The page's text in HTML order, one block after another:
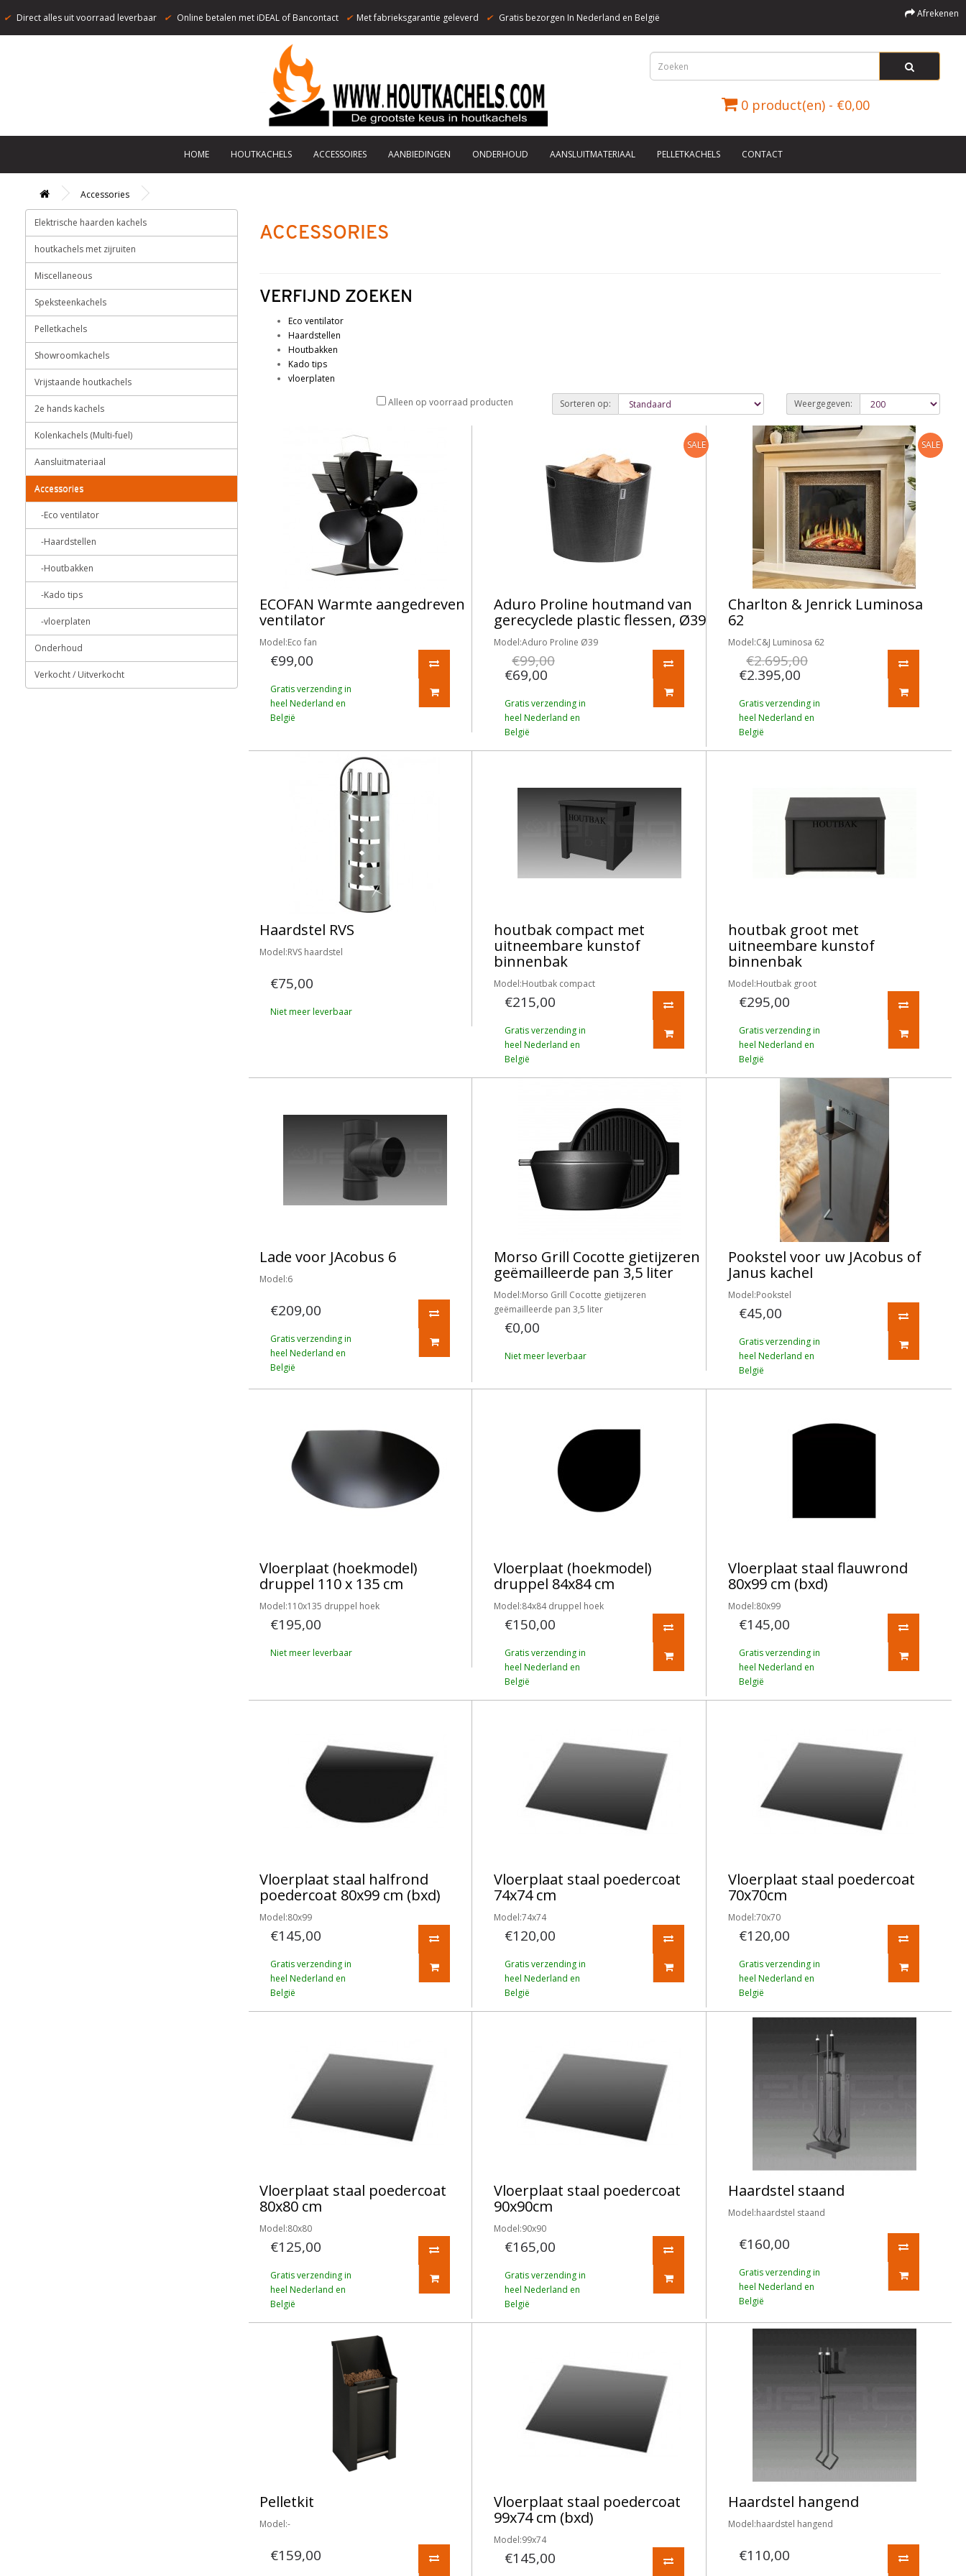
✔ Direct alles uit voorraad leverbaar ✔ Online betalen met iDEAL of Bancontact ✔ Met fabrieksgarantie geleverd ✔ Gratis bezorgen In Nederland en België Afrekenen
0 product(en) - €0,00
HOME HOUTKACHELS ACCESSOIRES AANBIEDINGEN ONDERHOUD AANSLUITMATERIAAL PELLETKACHELS CONTACT
Accessories
Elektrische haarden kachels
houtkachels met zijruiten
Miscellaneous
Speksteenkachels
Pelletkachels
Showroomkachels
Vrijstaande houtkachels
2e hands kachels
Kolenkachels (Multi-fuel)
Aansluitmateriaal
Accessories
-Eco ventilator
-Haardstellen
-Houtbakken
-Kado tips
-vloerplaten
Onderhoud
Verkocht / Uitverkocht
ACCESSORIES
VERFIJND ZOEKEN
Eco ventilator
Haardstellen
Houtbakken
Kado tips
vloerplaten
Alleen op voorraad producten
Sorteren op: Weergegeven:
ECOFAN Warmte aangedreven
ventilator
Model:Eco fan
€99,00
Gratis verzending in
heel Nederland en
België
SALE
Aduro Proline houtmand van
gerecyclede plastic flessen, Ø39
Model:Aduro Proline Ø39
€99,00
€69,00
Gratis verzending in
heel Nederland en
België
SALE
Charlton & Jenrick Luminosa
62
Model:C&J Luminosa 62
€2.695,00
€2.395,00
Gratis verzending in
heel Nederland en
België
Haardstel RVS
Model:RVS haardstel
€75,00
Niet meer leverbaar
houtbak compact met
uitneembare kunstof
binnenbak
Model:Houtbak compact
€215,00
Gratis verzending in
heel Nederland en
België
houtbak groot met
uitneembare kunstof
binnenbak
Model:Houtbak groot
€295,00
Gratis verzending in
heel Nederland en
België
Lade voor JAcobus 6
Model:6
€209,00
Gratis verzending in
heel Nederland en
België
Morso Grill Cocotte gietijzeren
geëmailleerde pan 3,5 liter
Model:Morso Grill Cocotte gietijzeren
geëmailleerde pan 3,5 liter
€0,00
Niet meer leverbaar
Pookstel voor uw JAcobus of
Janus kachel
Model:Pookstel
€45,00
Gratis verzending in
heel Nederland en
België
Vloerplaat (hoekmodel)
druppel 110 x 135 cm
Model:110x135 druppel hoek
€195,00
Niet meer leverbaar
Vloerplaat (hoekmodel)
druppel 84x84 cm
Model:84x84 druppel hoek
€150,00
Gratis verzending in
heel Nederland en
België
Vloerplaat staal flauwrond
80x99 cm (bxd)
Model:80x99
€145,00
Gratis verzending in
heel Nederland en
België
Vloerplaat staal halfrond
poedercoat 80x99 cm (bxd)
Model:80x99
€145,00
Gratis verzending in
heel Nederland en
België
Vloerplaat staal poedercoat
74x74 cm
Model:74x74
€120,00
Gratis verzending in
heel Nederland en
België
Vloerplaat staal poedercoat
70x70cm
Model:70x70
€120,00
Gratis verzending in
heel Nederland en
België
Vloerplaat staal poedercoat
80x80 cm
Model:80x80
€125,00
Gratis verzending in
heel Nederland en
België
Vloerplaat staal poedercoat
90x90cm
Model:90x90
€165,00
Gratis verzending in
heel Nederland en
België
Haardstel staand
Model:haardstel staand
€160,00
Gratis verzending in
heel Nederland en
België
Pelletkit
Model:-
€159,00
Vloerplaat staal poedercoat
99x74 cm (bxd)
Model:99x74
€145,00
Haardstel hangend
Model:haardstel hangend
€110,00